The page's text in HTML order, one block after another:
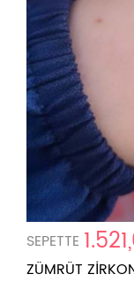
SEPETTE
ZÜMRÜT